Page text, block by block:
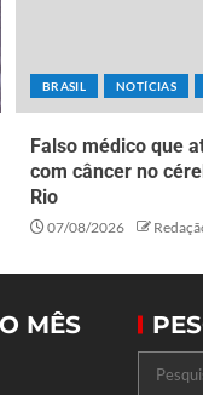
BRASIL NOTÍCIAS
Falso médico que
com câncer no
Rio
07/08/2026
MÊS